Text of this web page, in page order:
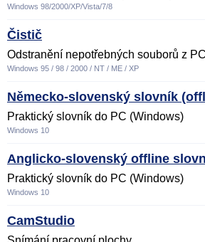
Windows 98/2000/XP/Vista/7/8
Čistič
Odstranění nepotřebných souborů z PC
Windows 95 / 98 / 2000 / NT / ME / XP
Německo-slovenský slovník
Praktický slovník do PC (Windows)
Windows 10
Anglicko-slovenský offline
Praktický slovník do PC (Windows)
Windows 10
CamStudio